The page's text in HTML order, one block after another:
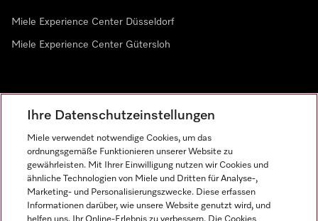
Miele Experience Center Düsseldorf
Miele Experience Center Gütersloh
Ihre Datenschutzeinstellungen
Miele verwendet notwendige Cookies, um das
ordnungsgemäße Funktionieren unserer Website zu
gewährleisten. Mit Ihrer Einwilligung nutzen wir Cookies und
ähnliche Technologien von Miele und Dritten für Analyse-,
Marketing- und Personalisierungszwecke. Diese erfassen
Informationen darüber, wie unsere Website genutzt wird, und